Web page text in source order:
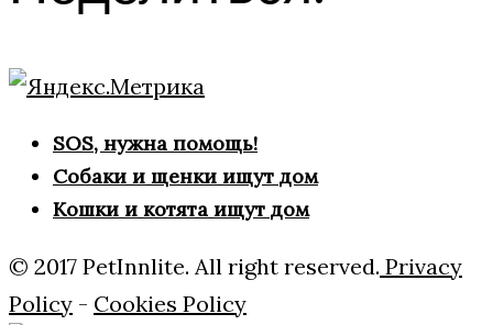
SOS, нужна помощь!
Собаки и щенки ищут дом
Кошки и котята ищут дом
© 2017 PetInnlite. All right reserved. Privacy
Policy - Cookies Policy